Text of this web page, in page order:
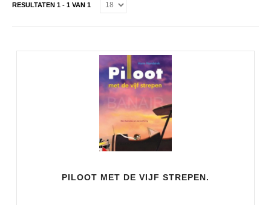
RESULTATEN 1 - 1 VAN 1
PILOOT MET DE VIJF STREPEN.